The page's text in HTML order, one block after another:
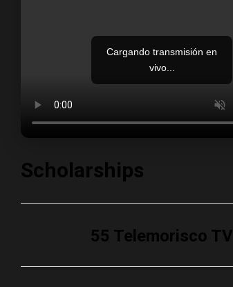
Cargando transmisión en
vivo...
Scholarships
55 Telemorisco TV